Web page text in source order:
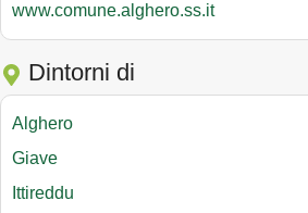
www.comune.alghero.ss.it
Dintorni di
Alghero
Giave
Ittireddu